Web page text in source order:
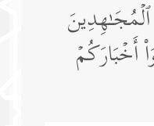
أَخۡبَارَكُمۡ